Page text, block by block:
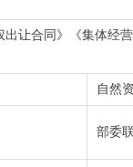
让合同》《集体经
自然
部委